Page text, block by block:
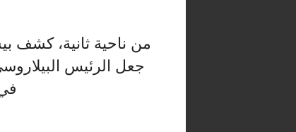
من ناحية ثانية،
جعل الرئيس